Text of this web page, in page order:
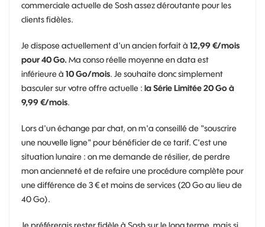
commerciale actuelle de Sosh assez déroutante pour les
clients fidèles.
Je dispose actuellement d'un ancien forfait à 12,99 €/mois
pour 40 Go. Ma conso réelle moyenne en data est
inférieure à 10 Go/mois. Je souhaite donc simplement
basculer sur votre offre actuelle : la Série Limitée 20 Go à
9,99 €/mois.
Lors d'un échange par chat, on m'a conseillé de "souscrire
une nouvelle ligne" pour bénéficier de ce tarif. C'est une
situation lunaire : on me demande de résilier, de perdre
mon ancienneté et de refaire une procédure complète pour
une différence de 3 € et moins de services (20 Go au lieu de
40 Go).